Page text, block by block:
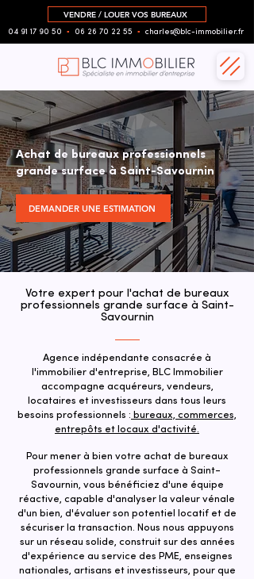
VENDRE / LOUER VOS BUREAUX
04 91 17 90 50 ▪︎ 06 26 70 22 55 ▪︎ charles@blc-immobilier.fr
Achat de bureaux professionnels
grande surface à Saint-Savournin
DEMANDER UNE ESTIMATION
Votre expert pour l'achat de bureaux
professionnels grande surface à Saint-
Savournin
Agence indépendante consacrée à
l'immobilier d'entreprise, BLC Immobilier
accompagne acquéreurs, vendeurs,
locataires et investisseurs dans tous leurs
besoins professionnels : bureaux, commerces,
entrepôts et locaux d'activité.
Pour mener à bien votre achat de bureaux
professionnels grande surface à Saint-
Savournin, vous bénéficiez d'une équipe
réactive, capable d'analyser la valeur vénale
d'un bien, d'évaluer son potentiel locatif et de
sécuriser la transaction. ​Nous nous appuyons
sur un réseau solide, construit sur des années
d'expérience au service des PME, enseignes
nationales, artisans et investisseurs, pour que